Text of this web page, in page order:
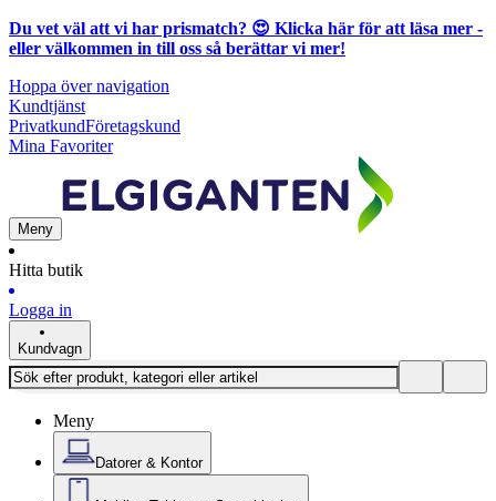
Du vet väl att vi har prismatch? 😍 Klicka här för att läsa mer -
eller välkommen in till oss så berättar vi mer!
Hoppa över navigation
Kundtjänst
PrivatkundFöretagskund
Mina Favoriter
Meny
Hitta butik
Logga in
Kundvagn
Meny
Datorer & Kontor